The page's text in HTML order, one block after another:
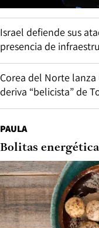
Israel defiende sus
presencia de
Corea del Norte
deriva “belicista” de
PAULA
Bolitas